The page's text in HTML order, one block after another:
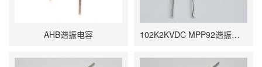
AHB谐振电容 102K2KVDC MPP92谐振电容 0.001UF P7.5 9.5*4*9 P10 12*5*11